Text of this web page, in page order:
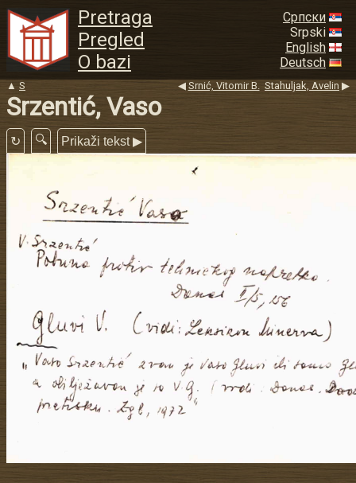
Pretraga
Pregled
O bazi
Српски
Srpski
English
Deutsch
▲ S ◀ Srnić, Vitomir B. Stahuljak, Avelin ▶
Srzentić, Vaso